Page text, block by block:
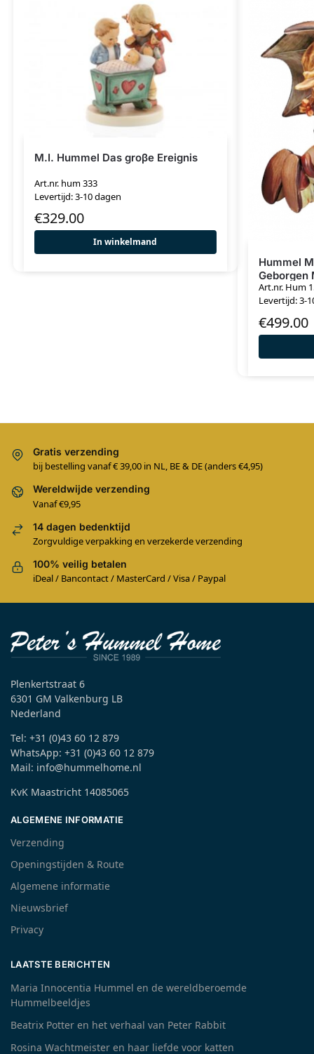
M.I. Hummel Das groβe Ereignis
Art.nr. hum 333
Levertijd: 3-10 dagen
€329.00
In winkelmand
Hummel
Geborgen
(medium)
Art.nr. Hum
Levertijd: 3-
€499.00
Gratis verzending
bij bestelling vanaf € 39,00 in NL, BE & DE (anders €4,95)
Wereldwijde verzending
Vanaf €9,95
14 dagen bedenktijd
Zorgvuldige verpakking en verzekerde verzending
100% veilig betalen
iDeal / Bancontact / MasterCard / Visa / Paypal
Plenkertstraat 6
6301 GM Valkenburg LB
Nederland
Tel: +31 (0)43 60 12 879
WhatsApp: +31 (0)43 60 12 879
Mail: info@hummelhome.nl
KvK Maastricht 14085065
ALGEMENE INFORMATIE
Verzending
Openingstijden & Route
Algemene informatie
Nieuwsbrief
Privacy
LAATSTE BERICHTEN
Maria Innocentia Hummel en de wereldberoemde
Hummelbeeldjes
Beatrix Potter en het verhaal van Peter Rabbit
Rosina Wachtmeister en haar liefde voor katten